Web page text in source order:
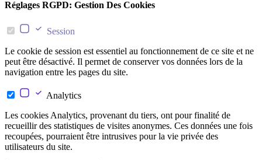
Réglages RGPD: Gestion Des Cookies
Session
Le cookie de session est essentiel au fonctionnement de ce site et ne
peut être désactivé. Il permet de conserver vos données lors de la
navigation entre les pages du site.
Analytics
Les cookies Analytics, provenant du tiers, ont pour finalité de
recueillir des statistiques de visites anonymes. Ces données une fois
recoupées, pourraient être intrusives pour la vie privée des
utilisateurs du site.